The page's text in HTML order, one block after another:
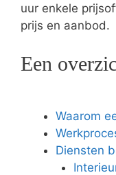
uur enkele
prijs en aanbod.
Een
Waarom
Diensten